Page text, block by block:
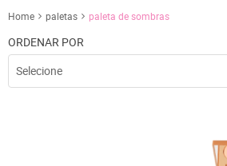
Home paletas paleta de sombras
ORDENAR POR
Selecione